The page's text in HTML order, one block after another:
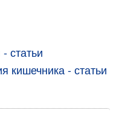
статьи
кишечника - статьи